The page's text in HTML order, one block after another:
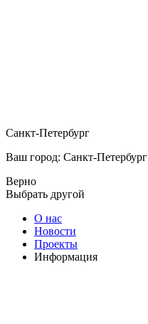
Санкт-Петербург
Ваш город: Санкт-Петербург
Верно
Выбрать другой
О нас
Новости
Проекты
Информация